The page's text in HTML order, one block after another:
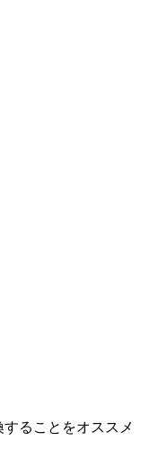
ることをオススメ